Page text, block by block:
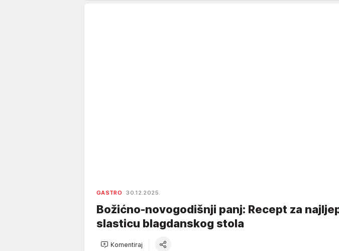
GASTRO 30.12.2025.
Božićno-novogodišnji panj: Recept za
slasticu blagdanskog stola
Komentiraj